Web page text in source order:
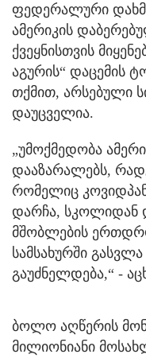
ფედერალური
ამერიკის
ქვეყნისთვის
აგურის“ დაცემის
თქმით, არსებული
დაუცველია.
„უმოქმედობა
დააზარალებს,
რომელიც
დარჩა, სკოლიდან
მშობლების
სამსახურში გასვლა
გაუძნელდება,“ -
ბოლო აღწერის
მილიონიანი